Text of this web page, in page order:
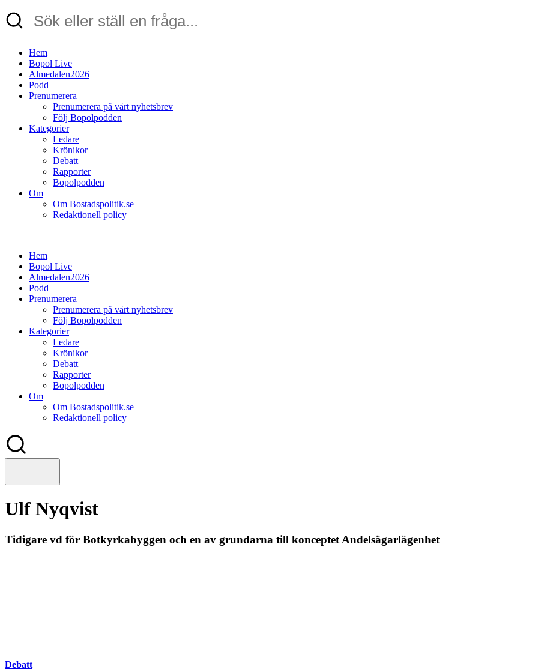
Hem
Bopol Live
Almedalen2026
Podd
Prenumerera
Prenumerera på vårt nyhetsbrev
Följ Bopolpodden
Kategorier
Ledare
Krönikor
Debatt
Rapporter
Bopolpodden
Om
Om Bostadspolitik.se
Redaktionell policy
Hem
Bopol Live
Almedalen2026
Podd
Prenumerera
Prenumerera på vårt nyhetsbrev
Följ Bopolpodden
Kategorier
Ledare
Krönikor
Debatt
Rapporter
Bopolpodden
Om
Om Bostadspolitik.se
Redaktionell policy
Ulf Nyqvist
Tidigare vd för Botkyrkabyggen och en av grundarna till konceptet Andelsägarlägenhet
Debatt